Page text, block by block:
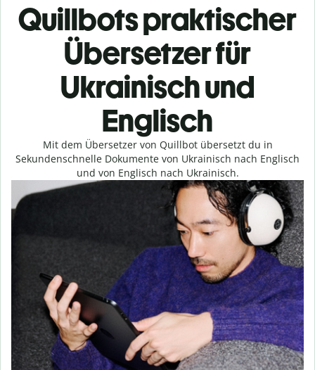
Quillbots praktischer
Übersetzer für
Ukrainisch und
Englisch
Mit dem Übersetzer von Quillbot übersetzt du in
Sekundenschnelle Dokumente von Ukrainisch nach Englisch
und von Englisch nach Ukrainisch.